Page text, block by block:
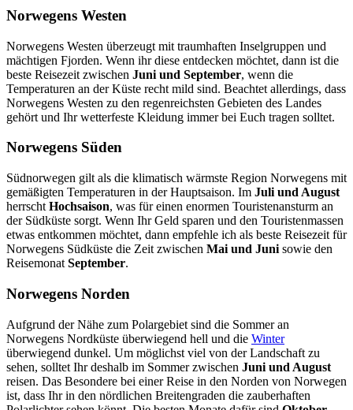
Norwegens Westen
Norwegens Westen überzeugt mit traumhaften Inselgruppen und
mächtigen Fjorden. Wenn ihr diese entdecken möchtet, dann ist die
beste Reisezeit zwischen Juni und September, wenn die
Temperaturen an der Küste recht mild sind. Beachtet allerdings, dass
Norwegens Westen zu den regenreichsten Gebieten des Landes
gehört und Ihr wetterfeste Kleidung immer bei Euch tragen solltet.
Norwegens Süden
Südnorwegen gilt als die klimatisch wärmste Region Norwegens mit
gemäßigten Temperaturen in der Hauptsaison. Im Juli und August
herrscht Hochsaison, was für einen enormen Touristenansturm an
der Südküste sorgt. Wenn Ihr Geld sparen und den Touristenmassen
etwas entkommen möchtet, dann empfehle ich als beste Reisezeit für
Norwegens Südküste die Zeit zwischen Mai und Juni sowie den
Reisemonat September.
Norwegens Norden
Aufgrund der Nähe zum Polargebiet sind die Sommer an
Norwegens Nordküste überwiegend hell und die Winter
überwiegend dunkel. Um möglichst viel von der Landschaft zu
sehen, solltet Ihr deshalb im Sommer zwischen Juni und August
reisen. Das Besondere bei einer Reise in den Norden von Norwegen
ist, dass Ihr in den nördlichen Breitengraden die zauberhaften